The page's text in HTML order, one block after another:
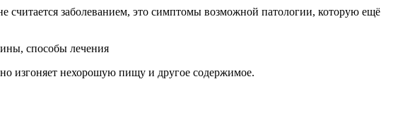
считается заболеванием, это симптомы возможной патологии, которую ещё
изгоняет нехорошую пищу и другое содержимое.